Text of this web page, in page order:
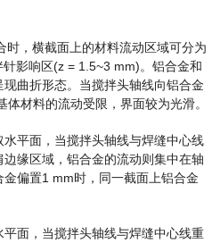
时，横截面上的材料流动区域可分为
影响区(z = 1.5~3 mm)。铝合金和
曲折形态。当搅拌头轴线向铝合金
材料的流动受限，界面较为光滑。
平面，当搅拌头轴线与焊缝中心线
缘区域，铝合金的流动则集中在轴
偏置1 mm时，同一截面上铝合金
面，当搅拌头轴线与焊缝中心线重